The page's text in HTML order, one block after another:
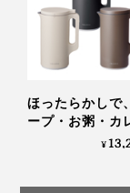
本品が届いた
味で召し上がれ
次に、パンに
塩パンがおすす
だと思います
加えるのも美
ば、おもてなし
ほったらかしで
ープ・お粥・カ
も作れる「自動
¥